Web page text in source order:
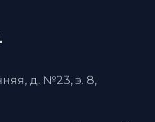
д. №23, э. 8,